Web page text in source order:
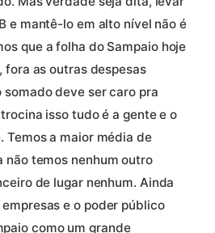
e mantê-lo em alto nível não é
que a folha do Sampaio hoje
fora as outras despesas
somado deve ser caro pra
isso tudo é a gente e o
Temos a maior média de
não temos nenhum outro
de lugar nenhum. Ainda
e o poder público
como um grande